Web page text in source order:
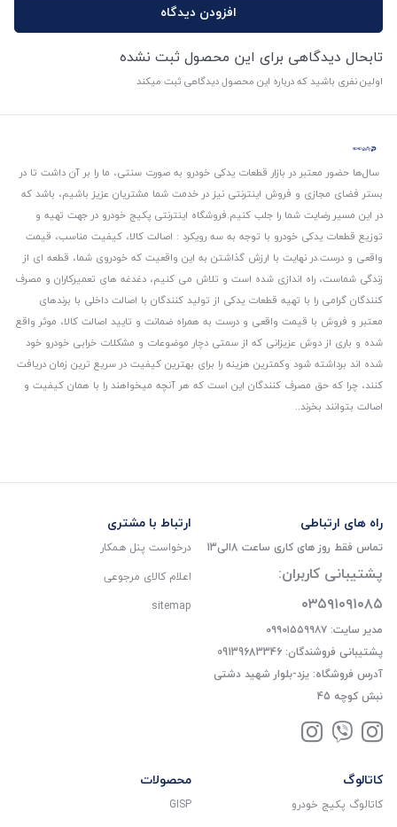
افزودن دیدگاه
تابحال دیدگاهی برای این محصول ثبت نشده
اولین نفری باشید که درباره این محصول دیدگاهی ثبت میکند
سال‌ها حضور معتبر در بازار قطعات یدکی خودرو به صورت سنتی، ما را بر آن داشت تا در
بستر فضای مجازی و فروش اینترنتی نیز در خدمت شما مشتریان عزیز باشیم، باشد که
در این مسیر رضایت شما را جلب کنیم.فروشگاه اینترنتی پکیج خودرو در جهت تهیه و
توزیع قطعات یدکی خودرو با توجه به سه رویکرد : اصالت کالا، کیفیت مناسب، قیمت
واقعی و درست.در نهایت با ارزش گذاشتن به این واقعیت که خودروی شما، قطعه ای از
زندگی شماست، راه اندازی شده است و تلاش می کنیم، دغدغه های تعمیرکاران و مصرف
کنندگان گرامی را با تهیه قطعات یدکی از تولید کنندگان با اصالت داخلی با برندهای
معتبر و فروش با قیمت واقعی و درست به همراه ضمانت و تایید اصالت کالا، موثر واقع
شده و باری از دوش عزیزانی که از سمتی دچار موضوعات و مشکلات خرابی خودرو خود
شده اند برداشته شود و‌کمترین هزینه را برای بهترین کیفیت در سریع ترین زمان دریافت
کنند، چرا که حق مصرف کنندگان این است که هر آنچه میخواهند را با همان کیفیت و
اصالت بتوانند بخرند..
راه های ارتباطی
تماس فقط روز های کاری ساعت 8الی13
پشتیبانی کاربران:
۰۳۵۹۱۰۹۱۰۸۵
مدیر سایت: ۰۹۹۰۱۵۵۹۹۸۷
پشتیبانی فروشندگان: 09139683346
آدرس فروشگاه: یزد-بلوار شهید دشتی
نبش کوچه 45
ارتباط با مشتری
درخواست پنل همکار
اعلام کالای مرجوعی
sitemap
کاتالوگ
کاتالوگ پکیج خودرو
محصولات
GISP